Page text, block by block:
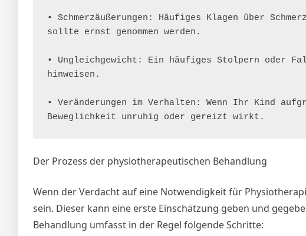
• Schmerzäußerungen: Häufiges Klagen über
sollte ernst genommen werden.
• Ungleichgewicht: Ein häufiges Stolpern oder
hinweisen.
• Veränderungen im Verhalten: Wenn Ihr Kind
Beweglichkeit unruhig oder gereizt wirkt.
Der Prozess der physiotherapeutischen Behandlung
Wenn der Verdacht auf eine Notwendigkeit für
sein. Dieser kann eine erste Einschätzung geben und
Behandlung umfasst in der Regel folgende Schritte: